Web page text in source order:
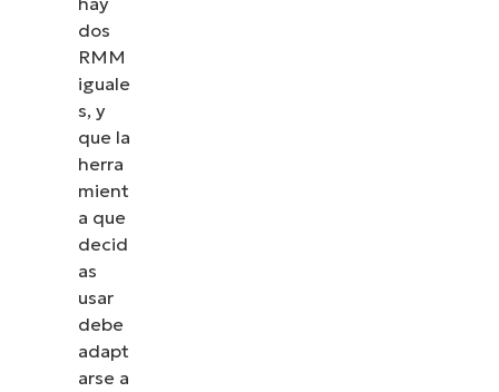
dos
RMM
iguale
s, y
que la
herra
mient
a que
decid
as
usar
debe
adapt
arse a